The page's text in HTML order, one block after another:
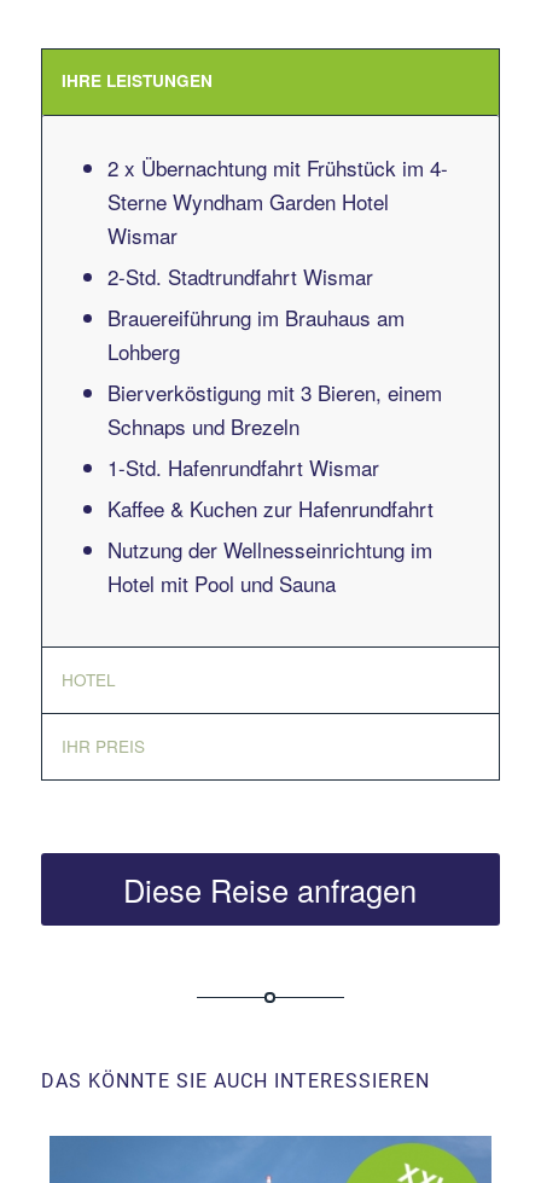
IHRE LEISTUNGEN
2 x Übernachtung mit Frühstück im 4-
Sterne Wyndham Garden Hotel
Wismar
2-Std. Stadtrundfahrt Wismar
Brauereiführung im Brauhaus am
Lohberg
Bierverköstigung mit 3 Bieren, einem
Schnaps und Brezeln
1-Std. Hafenrundfahrt Wismar
Kaffee & Kuchen zur Hafenrundfahrt
Nutzung der Wellnesseinrichtung im
Hotel mit Pool und Sauna
HOTEL
IHR PREIS
Diese Reise anfragen
DAS KÖNNTE SIE AUCH INTERESSIEREN